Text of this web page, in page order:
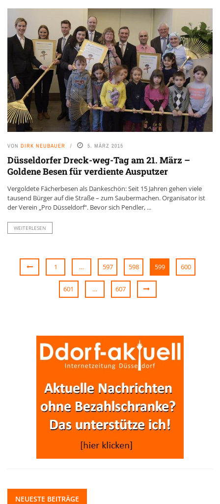
VON DIRK NEUBAUER 5. MÄRZ 2015
Düsseldorfer Dreck-weg-Tag am 21. März –
Goldene Besen für verdiente Ausputzer
Vergoldete Fächerbesen als Dankeschön: Seit 15 Jahren gehen viele
tausend Bürger auf die Straße – zum Saubermachen. Organisator ist
der Verein „Pro Düsseldorf“. Bevor sich Pendler, ...
WEITERLESEN
1 … 597 598 599 600
601 … 607
NEUESTE BEITRÄGE